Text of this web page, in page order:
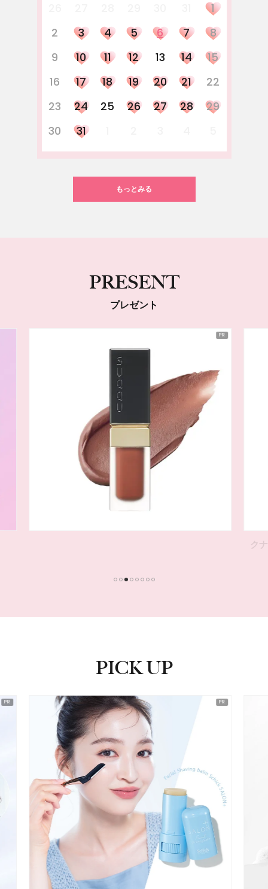
1
2
3 4 5 6 7
8
9
10 11 12 13 14
15
16
17 18 19 20 21
22
23
24 25 26 27 28
29
30
31
もっとみる
PRESENT
プレゼント
PICK UP